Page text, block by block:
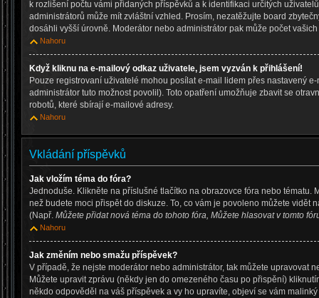
k rozlišení počtu vámi přidaných příspěvků a k identifikaci určitých
administrátorů může mít zvláštní vzhled. Prosím, nezatěžujte board
dosáhli vyšší úrovně. Moderátor nebo administrátor pak může počet
Nahoru
Když kliknu na e-mailový odkaz uživatele, jsem vyzván k přihlášení!
Pouze registrovaní uživatelé mohou posílat e-mail lidem přes nastavený
administrátor tuto možnost povolil). Toto opatření umožňuje zbavit se
robotů, které sbírají e-mailové adresy.
Nahoru
Vkládání příspěvků
Jak vložím téma do fóra?
Jednoduše. Klikněte na příslušné tlačítko na obrazovce fóra nebo tématu.
než budete moci přispět do diskuze. To, co vám je povoleno můžete vidět
(Např. Můžete přidat nová téma do tohoto fóra, Můžete hlasovat v tomto
Nahoru
Jak změním nebo smažu příspěvek?
V případě, že nejste moderátor nebo administrátor, tak můžete upravovat
Můžete upravit zprávu (někdy jen do omezeného času po přispění)
někdo odpověděl na váš příspěvek a vy ho upravíte, objeví se vám